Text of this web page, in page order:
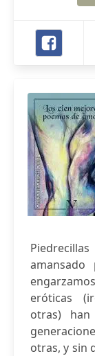
eróticas
otras)
otras, y sin